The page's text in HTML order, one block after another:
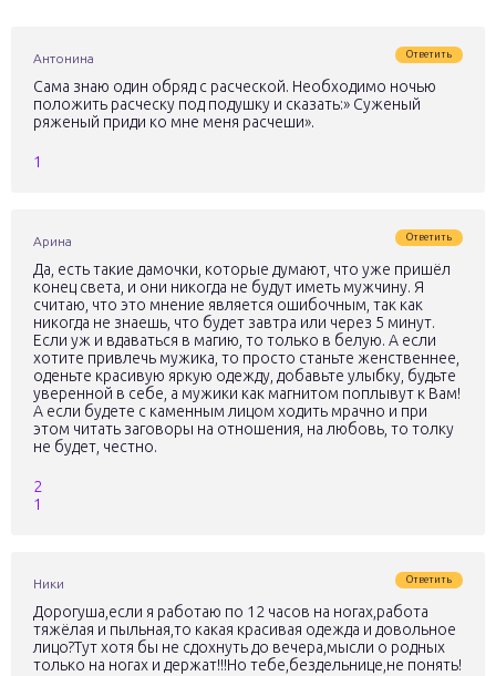
Антонина Ответить
Сама знаю один обряд с расческой. Необходимо ночью
положить расческу под подушку и сказать:» Суженый
ряженый приди ко мне меня расчеши».
1
Арина Ответить
Да, есть такие дамочки, которые думают, что уже пришёл
конец света, и они никогда не будут иметь мужчину. Я
считаю, что это мнение является ошибочным, так как
никогда не знаешь, что будет завтра или через 5 минут.
Если уж и вдаваться в магию, то только в белую. А если
хотите привлечь мужика, то просто станьте женственнее,
оденьте красивую яркую одежду, добавьте улыбку, будьте
уверенной в себе, а мужики как магнитом поплывут к Вам!
А если будете с каменным лицом ходить мрачно и при
этом читать заговоры на отношения, на любовь, то толку
не будет, честно.
2
1
Ники Ответить
Дорогуша,если я работаю по 12 часов на ногах,работа
тяжёлая и пыльная,то какая красивая одежда и довольное
лицо?Тут хотя бы не сдохнуть до вечера,мысли о родных
только на ногах и держат!!!Но тебе,бездельнице,не понять!